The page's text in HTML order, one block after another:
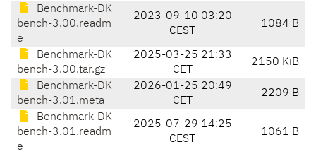
Benchmark-DK
bench-3.00.readm
e
2023-09-10 03:20
CEST
1084 B
Benchmark-DK
bench-3.00.tar.gz
2025-03-25 21:33
CET
2150 KiB
Benchmark-DK
bench-3.01.meta
2026-01-25 20:49
CET
2209 B
Benchmark-DK
bench-3.01.readm
e
2025-07-29 14:25
CEST
1061 B